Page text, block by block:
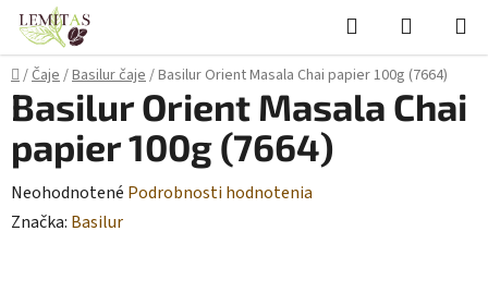
Prejsť
obsah
Hľadať
KOŠÍK
Domov
/Čaje/Basilur čaje/Basilur Orient Masala Chai papier 100g (7664)
Basilur Orient Masala Chai
papier 100g (7664)
Priemerné
hodnotenie
Neohodnotené Podrobnosti hodnotenia
Značka: Basilur